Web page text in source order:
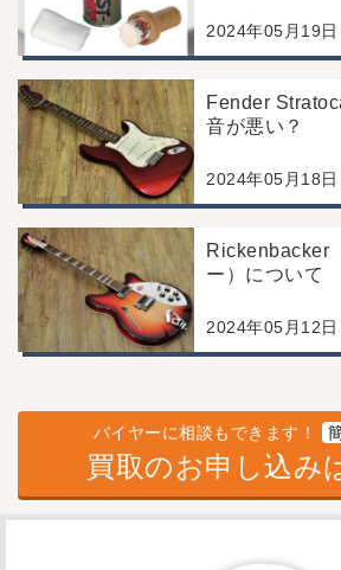
2024年05月19日
Fender
音が悪い？
2024年05月18日
Rickenbacker
ー）について
2024年05月12日
バイヤーに相談もできます！
買取のお申し込み